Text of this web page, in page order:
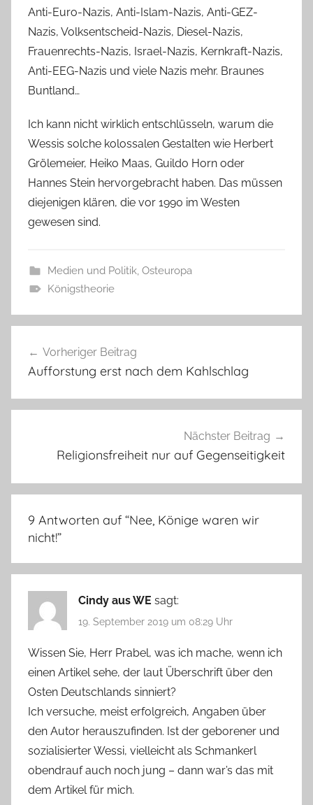
Anti-Euro-Nazis, Anti-Islam-Nazis, Anti-GEZ-
Nazis, Volksentscheid-Nazis, Diesel-Nazis,
Frauenrechts-Nazis, Israel-Nazis, Kernkraft-Nazis,
Anti-EEG-Nazis und viele Nazis mehr. Braunes
Buntland…
Ich kann nicht wirklich entschlüsseln, warum die
Wessis solche kolossalen Gestalten wie Herbert
Grölemeier, Heiko Maas, Guildo Horn oder
Hannes Stein hervorgebracht haben. Das müssen
diejenigen klären, die vor 1990 im Westen
gewesen sind.
Medien und Politik, Osteuropa
Königstheorie
Vorheriger Beitrag
Aufforstung erst nach dem Kahlschlag
Nächster Beitrag
Religionsfreiheit nur auf Gegenseitigkeit
9 Antworten auf “Nee, Könige waren wir
nicht!”
Cindy aus WE sagt:
19. September 2019 um 08:29 Uhr
Wissen Sie, Herr Prabel, was ich mache, wenn ich
einen Artikel sehe, der laut Überschrift über den
Osten Deutschlands sinniert?
Ich versuche, meist erfolgreich, Angaben über
den Autor herauszufinden. Ist der geborener und
sozialisierter Wessi, vielleicht als Schmankerl
obendrauf auch noch jung – dann war’s das mit
dem Artikel für mich.